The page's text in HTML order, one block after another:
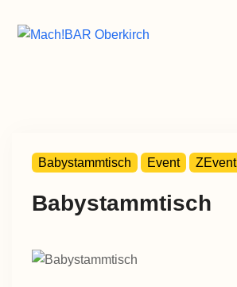
Babystammtisch Event ZEvent
Babystammtisch